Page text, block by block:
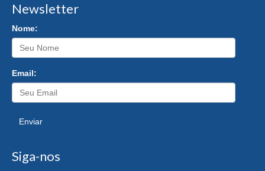
Newsletter
Nome:
Email:
Enviar
Siga-nos